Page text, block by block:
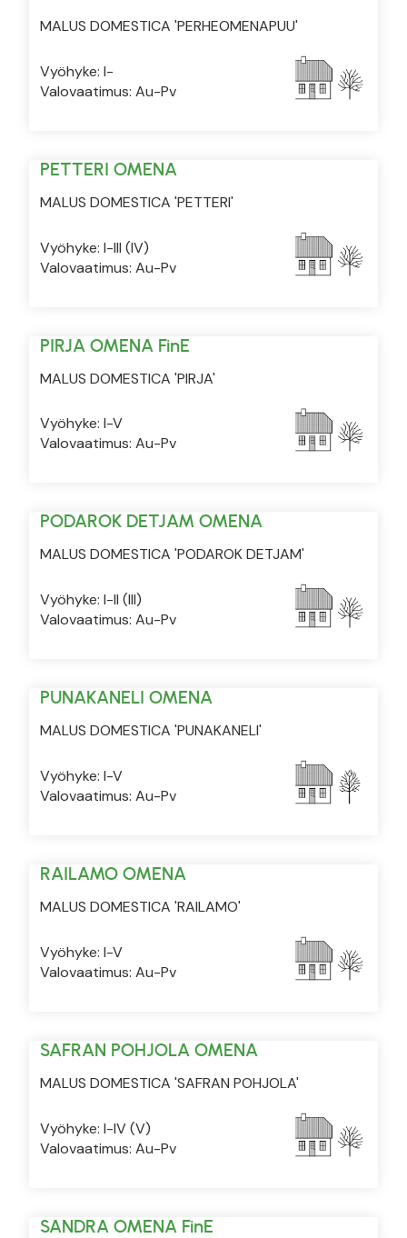
MALUS DOMESTICA 'PERHEOMENAPUU'
Vyöhyke: I-
Valovaatimus: Au-Pv
PETTERI OMENA
MALUS DOMESTICA 'PETTERI'
Vyöhyke: I-III (IV)
Valovaatimus: Au-Pv
PIRJA OMENA FinE
MALUS DOMESTICA 'PIRJA'
Vyöhyke: I-V
Valovaatimus: Au-Pv
PODAROK DETJAM OMENA
MALUS DOMESTICA 'PODAROK DETJAM'
Vyöhyke: I-II (III)
Valovaatimus: Au-Pv
PUNAKANELI OMENA
MALUS DOMESTICA 'PUNAKANELI'
Vyöhyke: I-V
Valovaatimus: Au-Pv
RAILAMO OMENA
MALUS DOMESTICA 'RAILAMO'
Vyöhyke: I-V
Valovaatimus: Au-Pv
SAFRAN POHJOLA OMENA
MALUS DOMESTICA 'SAFRAN POHJOLA'
Vyöhyke: I-IV (V)
Valovaatimus: Au-Pv
SANDRA OMENA FinE